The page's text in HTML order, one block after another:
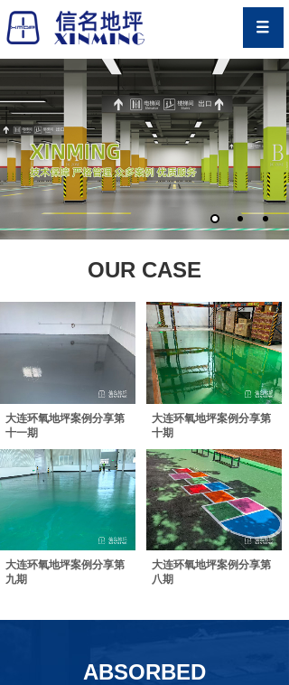
OUR CASE
大连环氧地坪案例分享第
十一期
大连环氧地坪案例分享第
十期
大连环氧地坪案例分享第
九期
大连环氧地坪案例分享第
八期
ABSORBED